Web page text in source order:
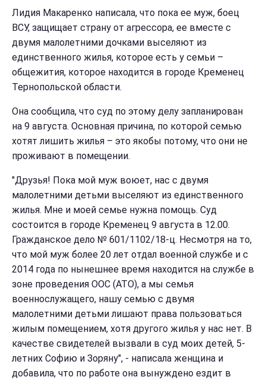
Лидия Макаренко написала, что пока ее муж, боец
ВСУ, защищает страну от агрессора, ее вместе с
двумя малолетними дочками выселяют из
единственного жилья, которое есть у семьи –
общежития, которое находится в городе Кременец
Тернопольской области.
Она сообщила, что суд по этому делу запланирован
на 9 августа. Основная причина, по которой семью
хотят лишить жилья – это якобы потому, что они не
проживают в помещении.
"Друзья! Пока мой муж воюет, нас с двумя
малолетними детьми выселяют из единственного
жилья. Мне и моей семье нужна помощь. Суд
состоится в городе Кременец 9 августа в 12.00.
Гражданское дело № 601/1102/18-ц. Несмотря на то,
что мой муж более 20 лет отдал военной службе и с
2014 года по нынешнее время находится на службе в
зоне проведения ООС (АТО), а мы семья
военнослужащего, нашу семью с двумя
малолетними детьми лишают права пользоваться
жилым помещением, хотя другого жилья у нас нет. В
качестве свидетелей вызвали в суд моих детей, 5-
летних Софию и Зоряну", - написала женщина и
добавила, что по работе она вынуждено ездит в